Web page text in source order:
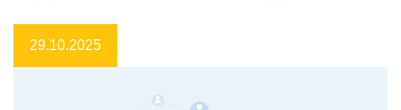
29.10.2025